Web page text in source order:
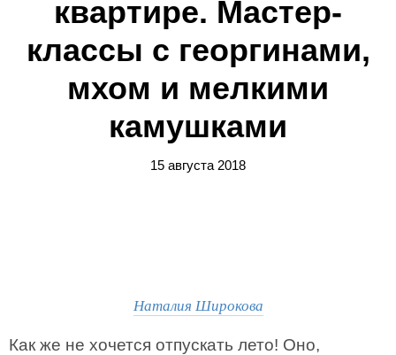
квартире. Мастер-
классы с георгинами,
мхом и мелкими
камушками
15 августа 2018
Наталия Широкова
Как же не хочется отпускать лето! Оно,